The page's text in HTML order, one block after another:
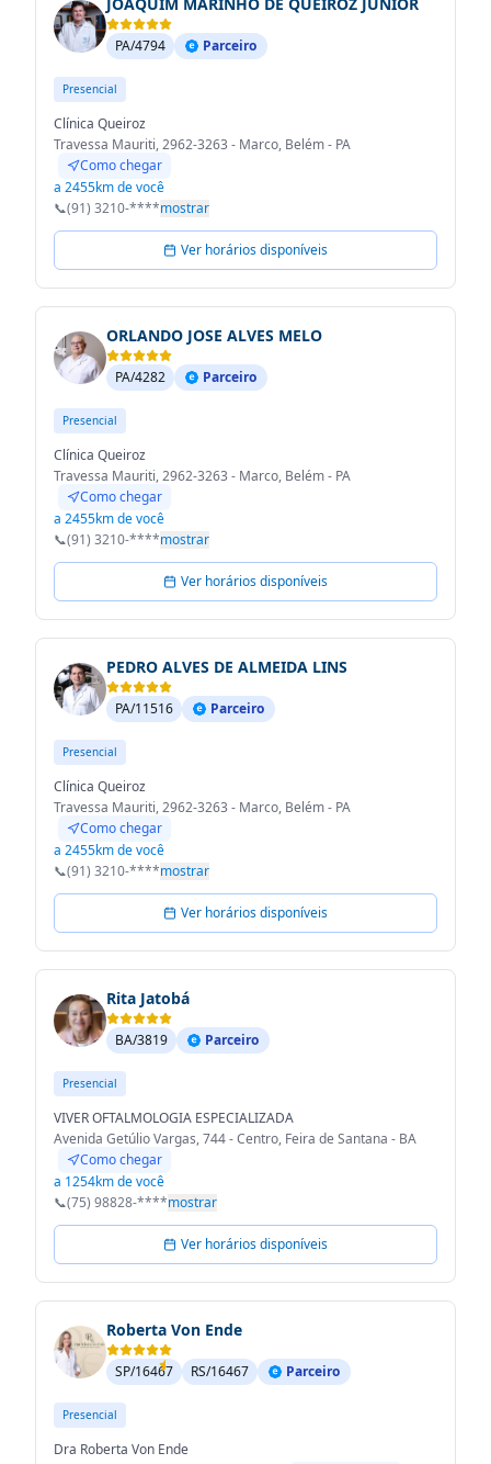
PA/4794 Parceiro
Presencial
Clínica Queiroz
Travessa Mauriti, 2962-3263 - Marco, Belém - PA
Como chegar
a 2455km de você
📞(91) 3210-****mostrar
Ver horários disponíveis
ORLANDO JOSE ALVES MELO
PA/4282 Parceiro
Presencial
Clínica Queiroz
Travessa Mauriti, 2962-3263 - Marco, Belém - PA
Como chegar
a 2455km de você
📞(91) 3210-****mostrar
Ver horários disponíveis
PEDRO ALVES DE ALMEIDA LINS
PA/11516 Parceiro
Presencial
Clínica Queiroz
Travessa Mauriti, 2962-3263 - Marco, Belém - PA
Como chegar
a 2455km de você
📞(91) 3210-****mostrar
Ver horários disponíveis
Rita Jatobá
BA/3819 Parceiro
Presencial
VIVER OFTALMOLOGIA ESPECIALIZADA
Avenida Getúlio Vargas, 744 - Centro, Feira de Santana - BA
Como chegar
a 1254km de você
📞(75) 98828-****mostrar
Ver horários disponíveis
Roberta Von Ende
SP/16467 RS/16467 Parceiro
Presencial
Dra Roberta Von Ende